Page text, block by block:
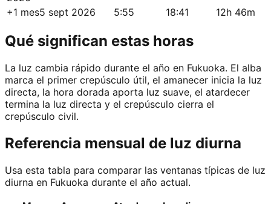
+1 mes5 sept 2026 5:55 18:41 12h 46m
Qué significan estas horas
La luz cambia rápido durante el año en Fukuoka. El alba
marca el primer crepúsculo útil, el amanecer inicia la luz
directa, la hora dorada aporta luz suave, el atardecer
termina la luz directa y el crepúsculo cierra el
crepúsculo civil.
Referencia mensual de luz diurna
Usa esta tabla para comparar las ventanas típicas de luz
diurna en Fukuoka durante el año actual.